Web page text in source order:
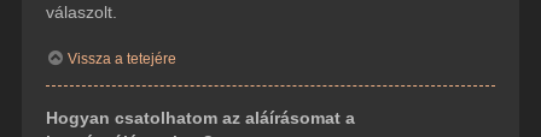
válaszolt.
Vissza a tetejére
Hogyan csatolhatom az aláírásomat a